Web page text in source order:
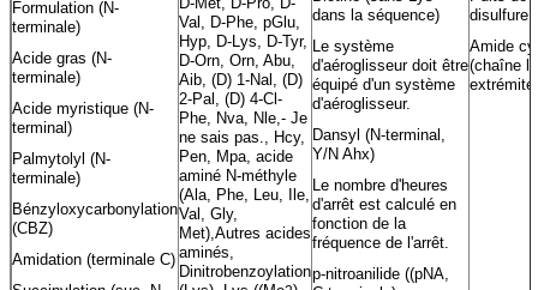
Formulation (N-
terminale)
Acide gras (N-
terminale)
Acide myristique (N-
terminal)
Palmytolyl (N-
terminale)
Bénzyloxycarbonylation
(CBZ)
Amidation (terminale C)
Val, D-Phe, pGlu,
Hyp, D-Lys, D-Tyr,
D-Orn, Orn, Abu,
Aib, (D) 1-Nal, (D)
2-Pal, (D) 4-Cl-
Phe, Nva, Nle,- Je
ne sais pas., Hcy,
Pen, Mpa, acide
aminé N-méthyle
(Ala, Phe, Leu, Ile,
Val, Gly,
Met),Autres acides
aminés,
Dinitrobenzoylation
dans la séquence)
Le système
d'aéroglisseur doit être
équipé d'un système
d'aéroglisseur.
Dansyl (N-terminal,
Y/N Ahx)
Le nombre d'heures
d'arrêt est calculé en
fonction de la
fréquence de l'arrêt.
p-nitroanilide ((pNA,
disulfure
Amide
(chaîne
extrémité)